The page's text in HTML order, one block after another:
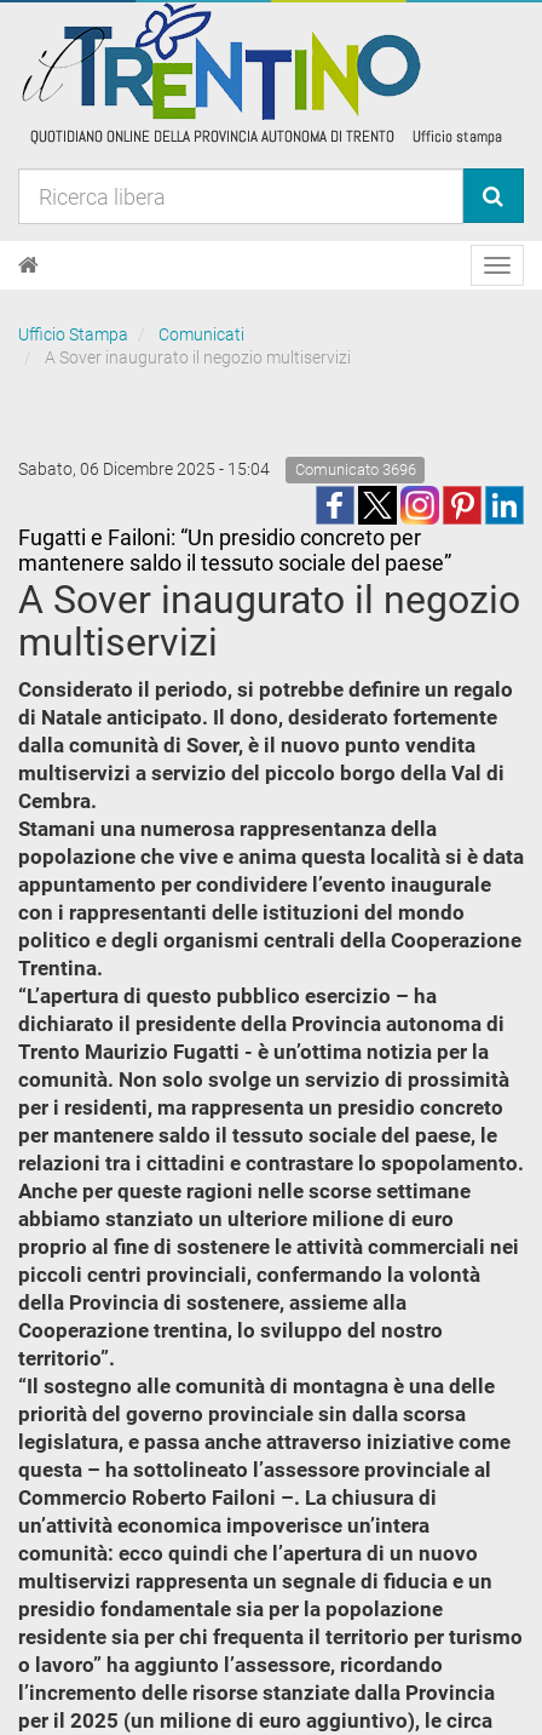
Ufficio Stampa
Comunicati
A Sover inaugurato il negozio multiservizi
Sabato, 06 Dicembre 2025 - 15:04 Comunicato 3696
Fugatti e Failoni: “Un presidio concreto per
mantenere saldo il tessuto sociale del paese”
A Sover inaugurato il negozio
multiservizi
Considerato il periodo, si potrebbe definire un regalo
di Natale anticipato. Il dono, desiderato fortemente
dalla comunità di Sover, è il nuovo punto vendita
multiservizi a servizio del piccolo borgo della Val di
Cembra.
Stamani una numerosa rappresentanza della
popolazione che vive e anima questa località si è data
appuntamento per condividere l’evento inaugurale
con i rappresentanti delle istituzioni del mondo
politico e degli organismi centrali della Cooperazione
Trentina.
“L’apertura di questo pubblico esercizio – ha
dichiarato il presidente della Provincia autonoma di
Trento Maurizio Fugatti - è un’ottima notizia per la
comunità. Non solo svolge un servizio di prossimità
per i residenti, ma rappresenta un presidio concreto
per mantenere saldo il tessuto sociale del paese, le
relazioni tra i cittadini e contrastare lo spopolamento.
Anche per queste ragioni nelle scorse settimane
abbiamo stanziato un ulteriore milione di euro
proprio al fine di sostenere le attività commerciali nei
piccoli centri provinciali, confermando la volontà
della Provincia di sostenere, assieme alla
Cooperazione trentina, lo sviluppo del nostro
territorio”.
“Il sostegno alle comunità di montagna è una delle
priorità del governo provinciale sin dalla scorsa
legislatura, e passa anche attraverso iniziative come
questa – ha sottolineato l’assessore provinciale al
Commercio Roberto Failoni –. La chiusura di
un’attività economica impoverisce un’intera
comunità: ecco quindi che l’apertura di un nuovo
multiservizi rappresenta un segnale di fiducia e un
presidio fondamentale sia per la popolazione
residente sia per chi frequenta il territorio per turismo
o lavoro” ha aggiunto l’assessore, ricordando
l’incremento delle risorse stanziate dalla Provincia
per il 2025 (un milione di euro aggiuntivo), le circa